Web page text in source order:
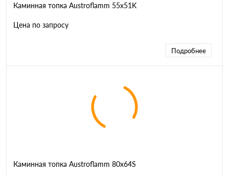
Каминная топка Austroflamm 55x51K
Цена по запросу
Подробнее
Каминная топка Austroflamm 80x64S